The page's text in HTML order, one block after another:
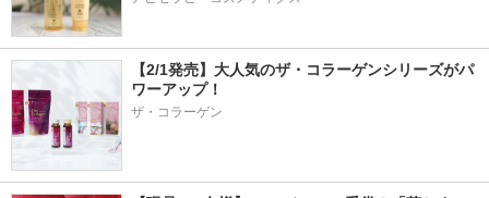
【2/1発売】大人気のザ・コラーゲンシリーズがパ
ワーアップ！
ザ・コラーゲン